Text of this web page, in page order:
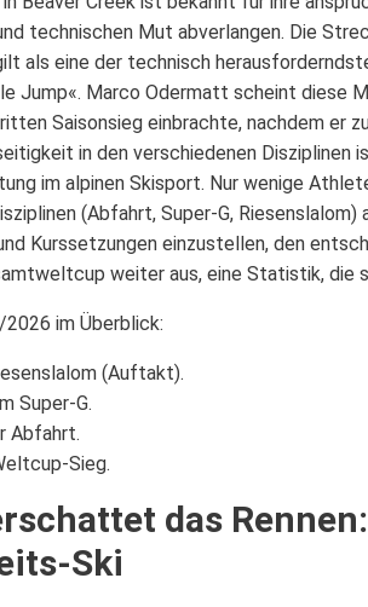
technischen Mut abverlangen. Die
als eine der technisch
Jump«. Marco Odermatt scheint diese
Saisonsieg einbrachte, nachdem er
in den verschiedenen Disziplinen
im alpinen Skisport. Nur wenige
(Abfahrt, Super-G,
Kurssetzungen einzustellen, den
weiter aus, eine Statistik, die
im Überblick:
(Auftakt).
Super-G.
Abfahrt.
Sieg.
das
Ski